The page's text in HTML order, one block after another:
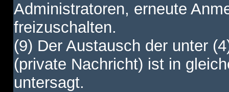
Administratoren, erneute
freizuschalten.
(9) Der Austausch der unter
(private Nachricht) ist in
untersagt.